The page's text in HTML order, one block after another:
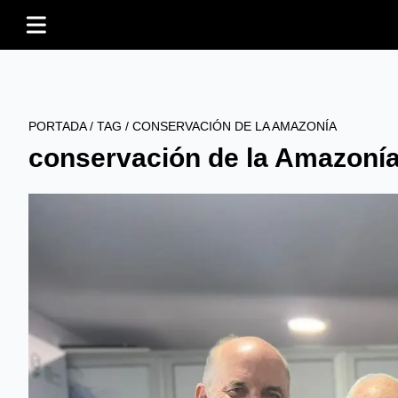
PORTADA/ TAG / CONSERVACIÓN DE LA AMAZONÍA
conservación de la